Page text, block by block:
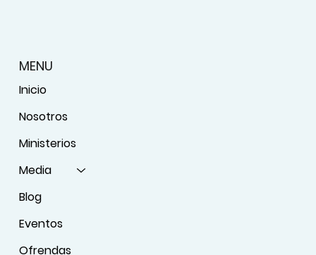
MENU
Inicio
Nosotros
Ministerios
Media
Blog
Eventos
Ofrendas